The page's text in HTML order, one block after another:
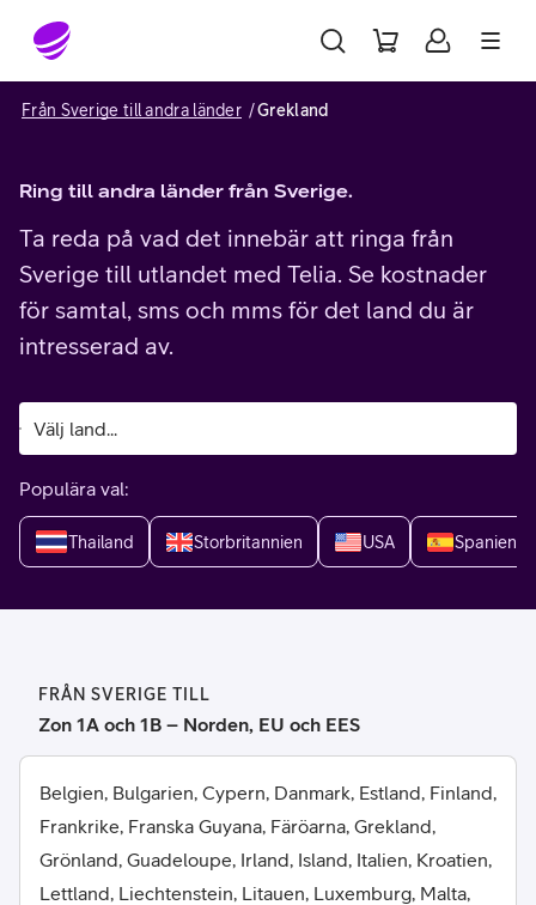
Gå till sidans innehåll
Från Sverige till andra länder Grekland
Ring till andra länder från Sverige.
Ta reda på vad det innebär att ringa från
Sverige till utlandet med Telia. Se kostnader
för samtal, sms och mms för det land du är
intresserad av.
Populära val:
Thailand Storbritannien USA Spanien
FRÅN SVERIGE TILL
Zon 1A och 1B – Norden, EU och EES
Belgien, Bulgarien, Cypern, Danmark, Estland, Finland,
Frankrike, Franska Guyana, Färöarna, Grekland,
Grönland, Guadeloupe, Irland, Island, Italien, Kroatien,
Lettland, Liechtenstein, Litauen, Luxemburg, Malta,